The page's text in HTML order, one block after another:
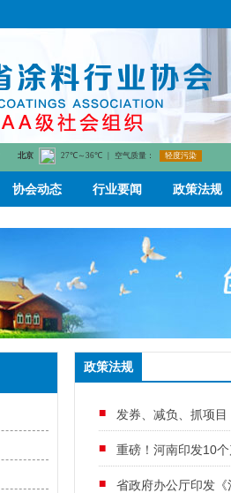
协会动态 行业要闻 政策法规
政策法规
发券、减负、抓项
重磅！河南印发10
省政府办公厅印发